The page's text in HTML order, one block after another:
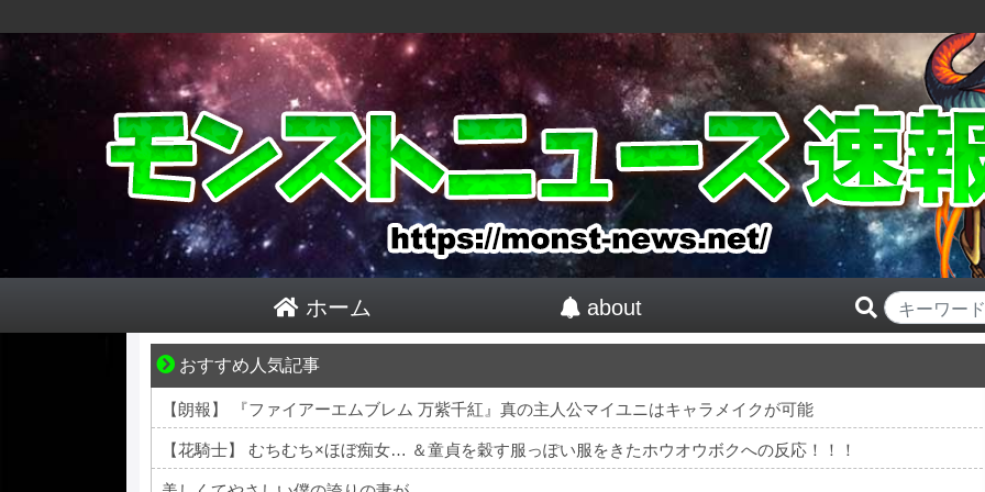
ホーム about
おすすめ人気記事
【マンガ】海外病院トラブルファイル
【朗報】 『ファイアーエムブレム 万紫千紅』真の主人公マイユニはキャラメイクが可能
【花騎士】 むちむち×ほぼ痴女… ＆童貞を穀す服っぽい服をきたホウオウボクへの反応！！！